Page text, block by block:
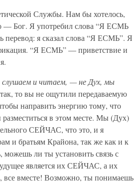
Службы. Нам бы хотелось,
— Бог. Я употребил слова “Я ЕСМЬ
перевод: я сказал слова “Я ЕСМЬ”. Я
“Я ЕСМЬ” — приветствие и
и читаем, — не Дух, мы
то вы не ощутили передаваемую
направить энергию тому, что
в этом месте. Мы (Дух)
СЕЙЧАС, что это, и я
и братьям Крайона, так же как и к
ли ты установить связь с
является их СЕЙЧАС, а их
вместе! Возможно, ты понимаешь